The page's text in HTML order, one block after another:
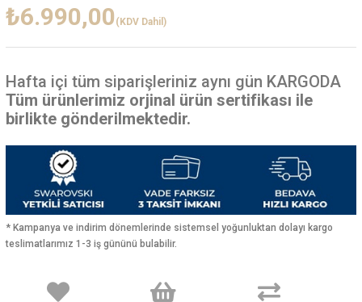
₺6.990,00 (KDV Dahil)
Hafta içi tüm siparişleriniz aynı gün KARGODA
Tüm ürünlerimiz orjinal ürün sertifikası ile
birlikte gönderilmektedir.
* Kampanya ve indirim dönemlerinde sistemsel yoğunluktan dolayı kargo
teslimatlarımız 1-3 iş gününü bulabilir.